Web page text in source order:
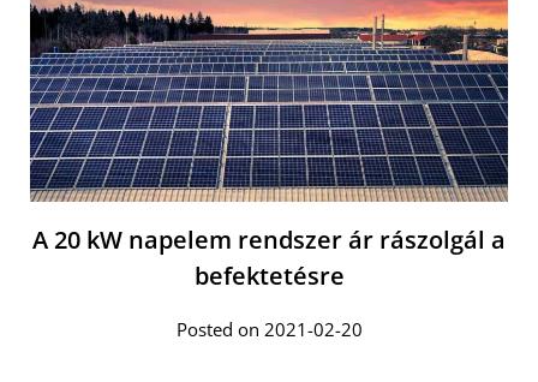
A 20 kW napelem rendszer ár rászolgál a
befektetésre
Posted on 2021-02-20